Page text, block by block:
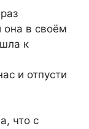
она в своём
к
и отпусти
что с